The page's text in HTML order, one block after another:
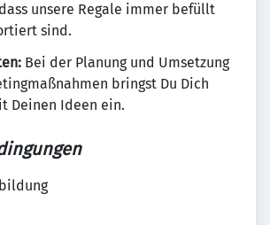
unsere Regale immer befüllt
sind.
Bei der Planung und Umsetzung
bringst Du Dich
Deinen Ideen ein.